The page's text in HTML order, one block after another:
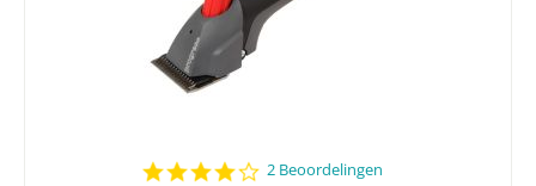
4.0
2 Beoordelingen